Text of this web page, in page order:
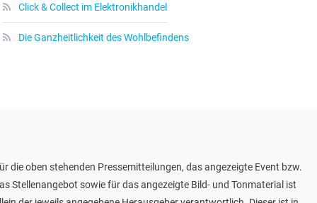
Click & Collect im Elektronikhandel
Die Ganzheitlichkeit des Wohlbefindens
die oben stehenden Pressemitteilungen, das angezeigte Event bzw.
Stellenangebot sowie für das angezeigte Bild- und Tonmaterial ist